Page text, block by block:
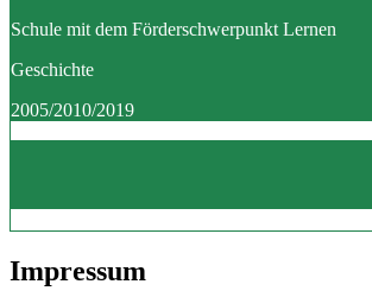
Schule mit dem Förderschwerpunkt Lernen
Geschichte
2005/2010/2019
Impressum